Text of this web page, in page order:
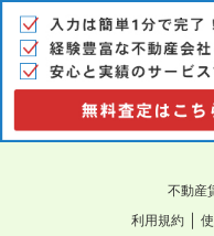
不動産
利用規約 ｜